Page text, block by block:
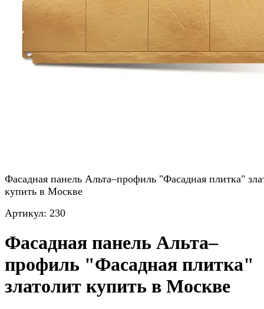
Фасадная панель Альта–профиль "Фасадная плитка"
купить в Москве
Артикул: 230
Фасадная панель Альта–
профиль "Фасадная плитка"
златолит купить в Москве